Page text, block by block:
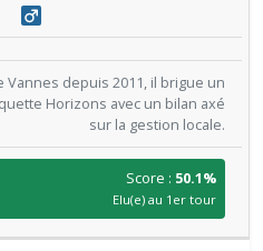
Vannes depuis 2011, il brigue un
Horizons avec un bilan axé
sur la gestion locale.
Score : 50.1%
Elu(e) au 1er tour